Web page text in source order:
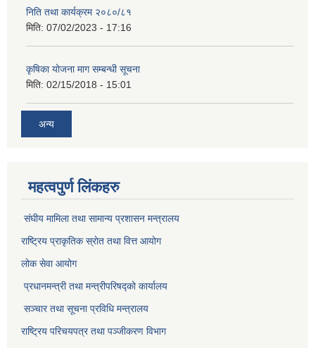
निति तथा कार्यक्रम २०८०/८१
मिति: 07/02/2023 - 17:16
कृषिका योजना माग सम्बन्धी सूचना
मिति: 02/15/2018 - 15:01
अन्य
महत्वपुर्ण लिंकहरु
संघीय मामिला तथा सामान्य प्रशासन मन्त्रालय
राष्ट्रिय प्राकृतिक स्राेत तथा वित्त आयोग
लोक सेवा आयोग
प्रधानमन्त्री तथा मन्त्रीपरिषद्को कार्यालय
सञ्‍चार तथा सूचना प्रविधि मन्त्रालय
राष्ट्रिय परिचयपत्र तथा पञ्जीकरण विभाग​